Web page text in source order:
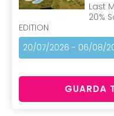
Last
20%
EDITION
20/07/2026 - 06/08/
GUARDA